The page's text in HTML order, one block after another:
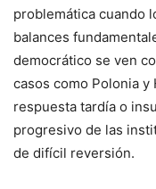
problemática cuando
balances
democrático se ven
casos como Polonia
respuesta tardía o
progresivo de las
de difícil reversión.